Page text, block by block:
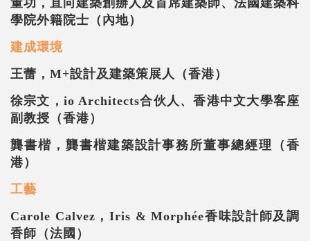
學院外籍院士（內地）
建成環境
王蕾， M+設計及建築策展人（香港）
徐宗文， io Architects合伙人、香港中文大學客座
副教授（香港）
龔書楷，龔書楷建築設計事務所董事總經理（香
港）
工藝
Carole Calvez ，Iris & Morphée香味設計師及調
香師（法國）